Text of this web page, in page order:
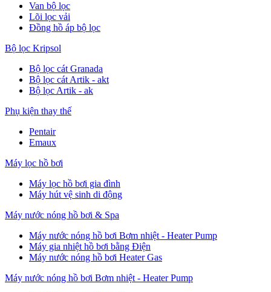
Van bộ lọc
Lõi lọc vải
Đồng hồ áp bộ lọc
Bộ lọc Kripsol
Bộ lọc cát Granada
Bộ lọc cát Artik - akt
Bộ lọc Artik - ak
Phụ kiện thay thế
Pentair
Emaux
Máy lọc hồ bơi
Máy lọc hồ bơi gia đình
Máy hút vệ sinh di động
Máy nước nóng hồ bơi & Spa
Máy nước nóng hồ bơi Bơm nhiệt - Heater Pump
Máy gia nhiệt hồ bơi bằng Điện
Máy nước nóng hồ bơi Heater Gas
Máy nước nóng hồ bơi Bơm nhiệt - Heater Pump